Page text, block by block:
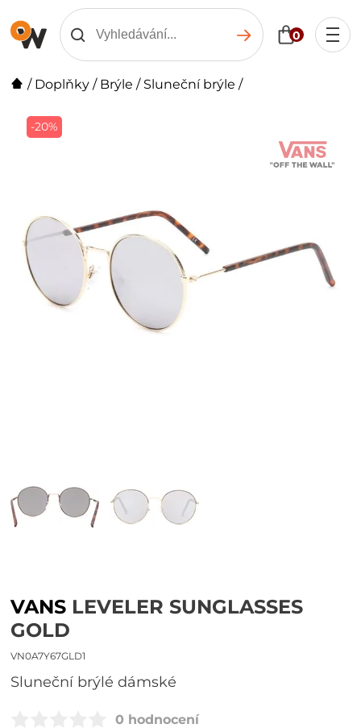
0
/ Doplňky / Brýle / Sluneční brýle /
-20%
VANS LEVELER SUNGLASSES
GOLD
VN0A7Y67GLD1
sluneční brýlé dámské
0 hodnocení